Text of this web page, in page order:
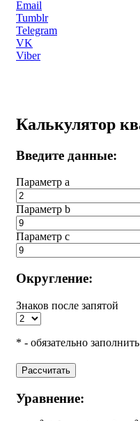
Email
Tumblr
Telegram
VK
Viber
Калькулятор
Введите данные:
Параметр a
Параметр b
Параметр с
Округление:
Знаков после запятой
* - обязательно заполнить
Рассчитать
Уравнение: